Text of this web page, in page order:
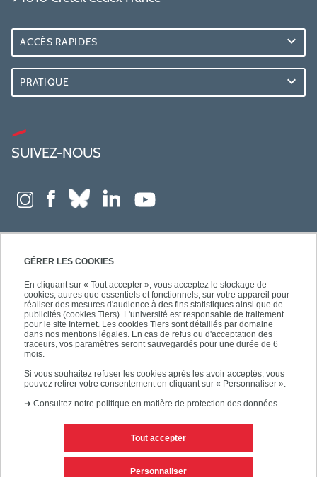
GÉRER LES COOKIES
En cliquant sur « Tout accepter », vous acceptez le stockage de
cookies, autres que essentiels et fonctionnels, sur votre appareil pour
réaliser des mesures d'audience à des fins statistiques ainsi que de
publicités (cookies Tiers). L'université est responsable de traitement
pour le site Internet. Les cookies Tiers sont détaillés par domaine
dans nos mentions légales. En cas de refus ou d'acceptation des
traceurs, vos paramètres seront sauvegardés pour une durée de 6
mois.
Si vous souhaitez refuser les cookies après les avoir acceptés, vous
pouvez retirer votre consentement en cliquant sur « Personnaliser ».
➜ Consultez notre politique en matière de protection des données.
Tout accepter
Personnaliser
ACCÈS RAPIDES
PRATIQUE
SUIVEZ-NOUS
Mentions légales